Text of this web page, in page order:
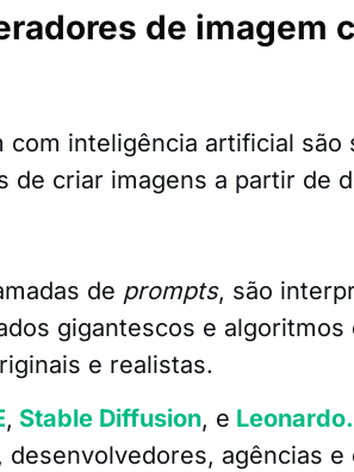
de imagem
com inteligência artificial são
de criar imagens a partir de
de prompts, são
gigantescos e
e realistas.
, Stable Diffusion, e
agências